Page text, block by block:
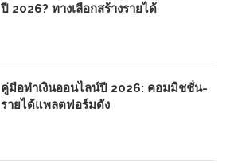
ปี 2026? ทางเลือกสร้างรายได้
คู่มือทำเงินออนไลน์ปี 2026: คอมมิชชั่น-
รายได้แพลตฟอร์มดัง